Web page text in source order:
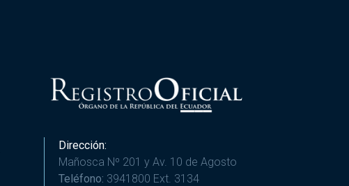
Dirección:
Mañosca Nº 201 y Av. 10 de Agosto
Teléfono: 3941800 Ext. 3134